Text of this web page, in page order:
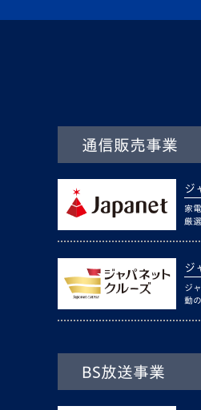
通信販売事業
ジ
家
厳
ジ
ジ
動
BS放送事業